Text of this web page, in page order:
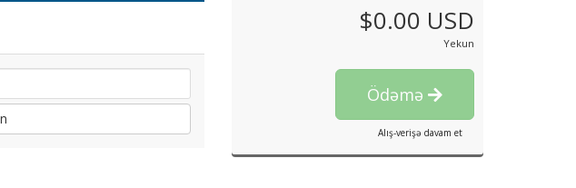
$0.00 USD
Yekun
Ödəmə
Alış-verişə davam et